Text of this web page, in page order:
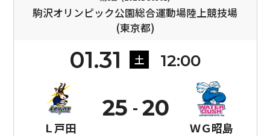
駒沢オリンピック公園総合運動場陸上競技場
(東京都)
01.31 土 12:00
Ｌ戸田
25
ＷＧ昭島
20